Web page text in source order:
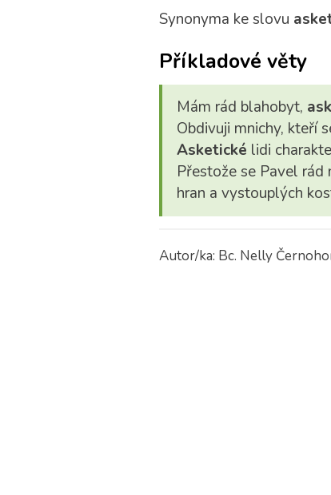
Synonyma ke slovu
Příkladové věty
Mám rád blahobyt,
Obdivuji mnichy, kteří
Asketické lidi
Přestože se Pavel
hran a vystouplých
Autor/ka: Bc. Nelly